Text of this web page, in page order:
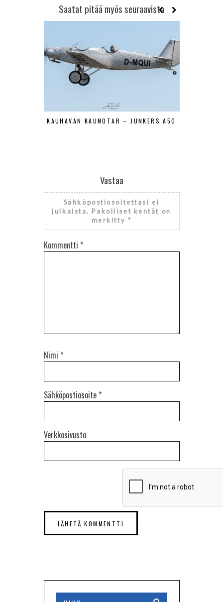
Saatat pitää myös seuraavista
KAUHAVAN KAUNOTAR – JUNKERS A50
Vastaa
Sähköpostiosoitettasi ei
julkaista. Pakolliset kentät on
merkitty *
Kommentti *
Nimi *
Sähköpostiosoite *
Verkkosivusto